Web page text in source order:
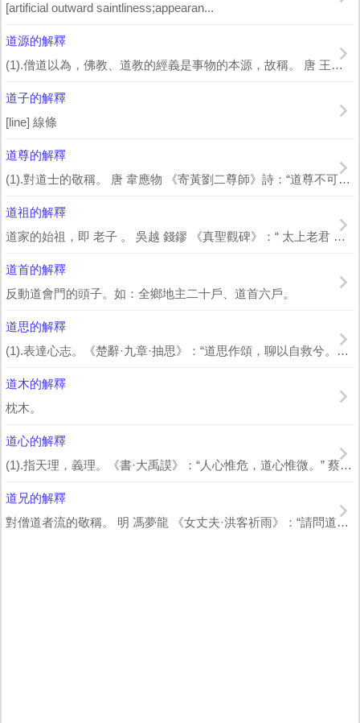
[artificial outward saintliness;appearan...
道源的解釋
(1).僧道以為，佛教、道教的經義是事物的本源，故稱。 唐 王昌齡 《武陵開元...
道子的解釋
[line] 線條
道尊的解釋
(1).對道士的敬稱。 唐 韋應物 《寄黃劉二尊師》詩：“道尊不可屈，符守豈暇...
道祖的解釋
道家的始祖，即 老子 。 吳越 錢鏐 《真聖觀碑》：“ 太上老君 者，神凝太素...
道首的解釋
反動道會門的頭子。如：全鄉地主二十戶、道首六戶。
道思的解釋
(1).表達心志。《楚辭·九章·抽思》：“道思作頌，聊以自救兮。憂心不遂，斯...
道木的解釋
枕木。
道心的解釋
(1).指天理，義理。《書·大禹謨》：“人心惟危，道心惟微。” 蔡沉 集傳：“...
道兄的解釋
對僧道者流的敬稱。 明 馮夢龍 《女丈夫·洪客祈雨》：“請問道兄，今日可喫齋...